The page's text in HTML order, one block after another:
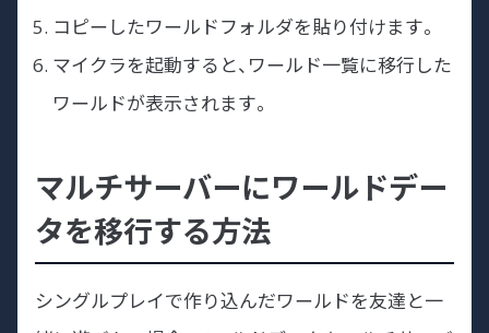
コピーしたワールドフォルダを貼り付けます。
マイクラを起動すると、ワールド一覧に移行した
ワールドが表示されます。
マルチサーバーにワールドデー
タを移行する方法
シングルプレイで作り込んだワールドを友達と一